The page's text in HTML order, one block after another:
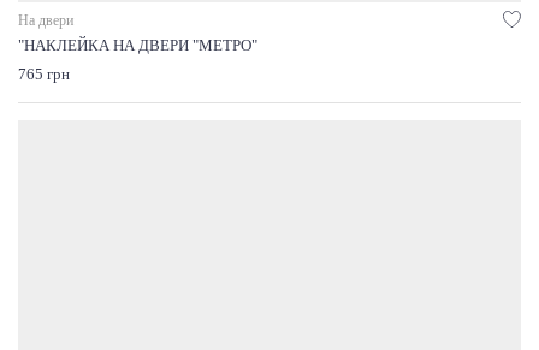
На двери
"НАКЛЕЙКА НА ДВЕРИ "МЕТРО"
765 грн